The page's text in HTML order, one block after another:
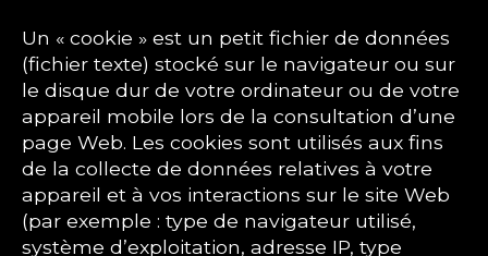
Un « cookie » est un petit fichier de données
(fichier texte) stocké sur le navigateur ou sur
le disque dur de votre ordinateur ou de votre
appareil mobile lors de la consultation d’une
page Web. Les cookies sont utilisés aux fins
de la collecte de données relatives à votre
appareil et à vos interactions sur le site Web
(par exemple : type de navigateur utilisé,
système d’exploitation, adresse IP, type